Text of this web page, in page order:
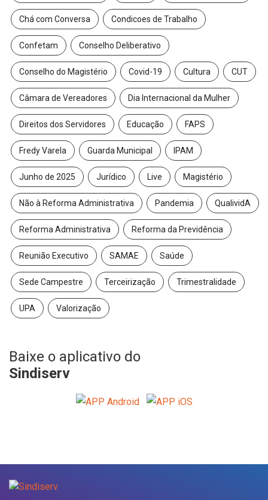
Chá com Conversa Condicoes de Trabalho
Confetam Conselho Deliberativo
Conselho do Magistério Covid-19 Cultura CUT
Câmara de Vereadores Dia Internacional da Mulher
Direitos dos Servidores Educação FAPS
Fredy Varela Guarda Municipal IPAM
Junho de 2025 Jurídico Live Magistério
Não à Reforma Administrativa Pandemia QualividA
Reforma Administrativa Reforma da Previdência
Reunião Executivo SAMAE Saúde
Sede Campestre Terceirização Trimestralidade
UPA Valorização
Baixe o aplicativo do
Sindiserv